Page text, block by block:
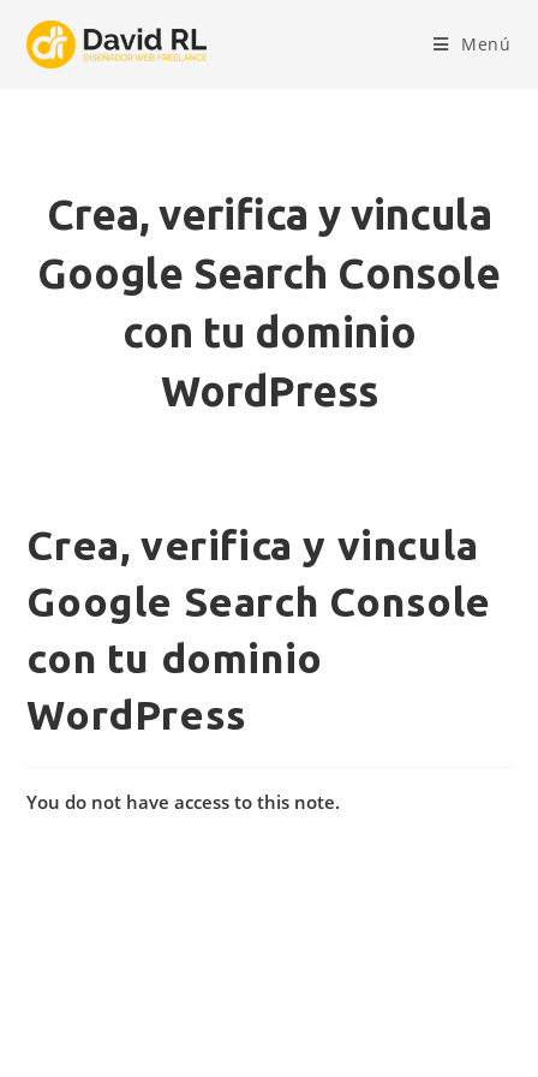
contenido
Menú
Crea, verifica y vincula
Google Search Console
con tu dominio
WordPress
Crea, verifica y vincula
Google Search Console
con tu dominio
WordPress
You do not have access to this note.